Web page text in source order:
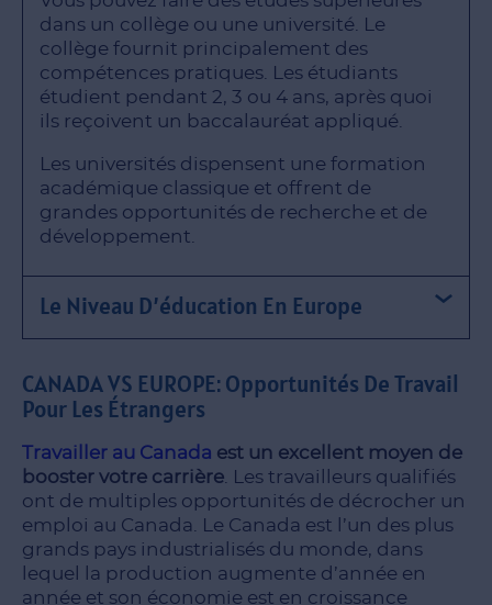
dans un collège ou une université. Le
collège fournit principalement des
compétences pratiques. Les étudiants
étudient pendant 2, 3 ou 4 ans, après quoi
ils reçoivent un baccalauréat appliqué.
Les universités dispensent une formation
académique classique et offrent de
grandes opportunités de recherche et de
développement.
Le Niveau D’éducation En Europe
CANADA VS EUROPE: Opportunités De Travail
Pour Les Étrangers
Travailler au Canada est un excellent moyen de
booster votre carrière . Les travailleurs qualifiés
ont de multiples opportunités de décrocher un
emploi au Canada. Le Canada est l’un des plus
grands pays industrialisés du monde, dans
lequel la production augmente d’année en
année et son économie est en croissance